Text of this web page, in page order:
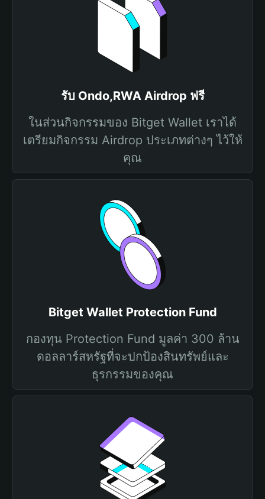
รับ Ondo,RWA Airdrop ฟรี
ในส่วนกิจกรรมของ Bitget Wallet เราได้
เตรียมกิจกรรม Airdrop ประเภทต่างๆ ไว้ให้
คุณ
Bitget Wallet Protection Fund
กองทุน Protection Fund มูลค่า 300 ล้าน
ดอลลาร์สหรัฐที่จะปกป้องสินทรัพย์และ
ธุรกรรมของคุณ